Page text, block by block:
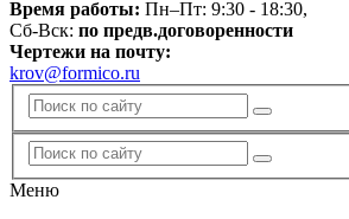
Время работы: Пн–Пт: 9:30 - 18:30,
Сб-Вск: по предв.договоренности
Чертежи на почту:
krov@formico.ru
Меню